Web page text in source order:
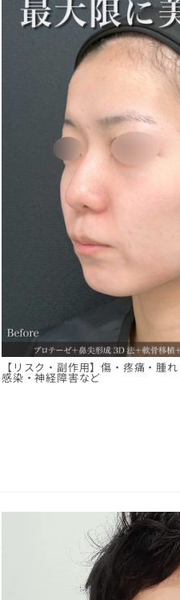
【リスク・副作用】傷・疼痛・腫
感染・神経障害など